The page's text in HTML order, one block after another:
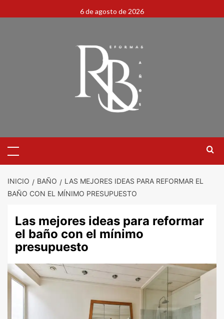
6 de agosto de 2026
INICIO BAÑO
LAS MEJORES IDEAS PARA REFORMAR EL
BAÑO CON EL MÍNIMO PRESUPUESTO
Las mejores ideas para reformar
el baño con el mínimo
presupuesto